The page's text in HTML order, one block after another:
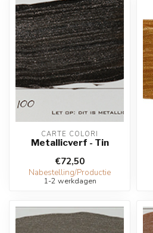
CARTE COLORI
Metallicverf - Tin
€72,50
Nabestelling/Productie
1-2 werkdagen